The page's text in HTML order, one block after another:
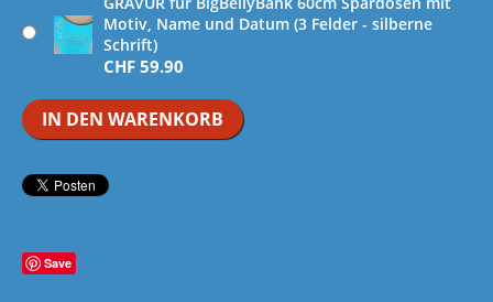
Motiv, Name und Datum (3 Felder - silberne
Schrift)
CHF 59.90
IN DEN WARENKORB
Save